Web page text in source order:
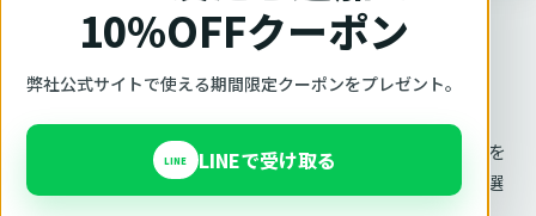
10%OFFクーポン
弊社公式サイトで使える期間限定クーポンをプレゼント。
LINE LINEで受け取る
車種適合確認
車種と年式で適合確認
Ottocast（オットキャスト）の対応製品、条件、注意事項を
このページ内で見られます。 迷った場合は、車種と年式を選